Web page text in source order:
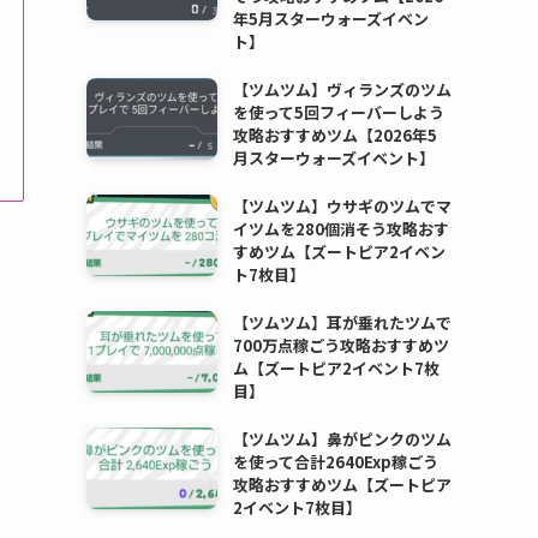
年5月スターウォーズイベン
ト】
【ツムツム】ヴィランズのツム
を使って5回フィーバーしよう
攻略おすすめツム【2026年5
月スターウォーズイベント】
【ツムツム】ウサギのツムでマ
イツムを280個消そう攻略おす
すめツム【ズートピア2イベン
ト7枚目】
【ツムツム】耳が垂れたツムで
700万点稼ごう攻略おすすめツ
ム【ズートピア2イベント7枚
目】
【ツムツム】鼻がピンクのツム
を使って合計2640Exp稼ごう
攻略おすすめツム【ズートピア
2イベント7枚目】